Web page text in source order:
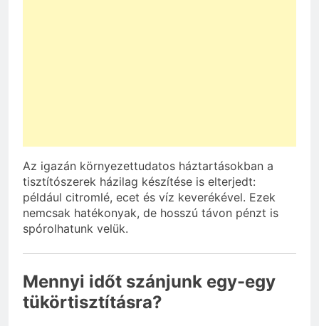
Az igazán környezettudatos háztartásokban a
tisztítószerek házilag készítése is elterjedt:
például citromlé, ecet és víz keverékével. Ezek
nemcsak hatékonyak, de hosszú távon pénzt is
spórolhatunk velük.
Mennyi időt szánjunk egy-egy
tükörtisztításra?